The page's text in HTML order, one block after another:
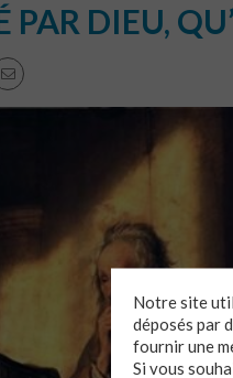
PAR DIEU,
Notre site
déposés par
fournir une
Si vous